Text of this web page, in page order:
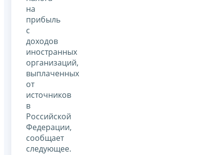
на
прибыль
с
доходов
иностранных
организаций,
выплаченных
от
источников
в
Российской
Федерации,
сообщает
следующее.